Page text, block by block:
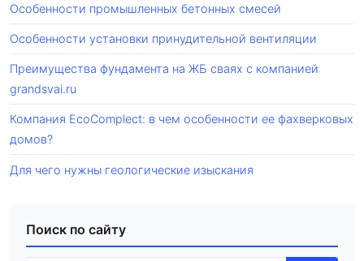
Особенности промышленных бетонных смесей
Особенности установки принудительной вентиляции
Преимущества фундамента на ЖБ сваях с компанией
grandsvai.ru
Компания EcoComplect: в чем особенности ее фахверковых
домов?
Для чего нужны геологические изыскания
Поиск по сайту